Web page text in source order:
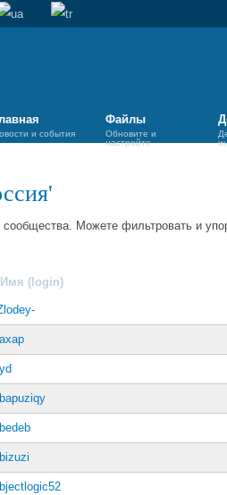
и события
Файлы
Обновите и
настройте
Можете фильтровать и
Имя (login)